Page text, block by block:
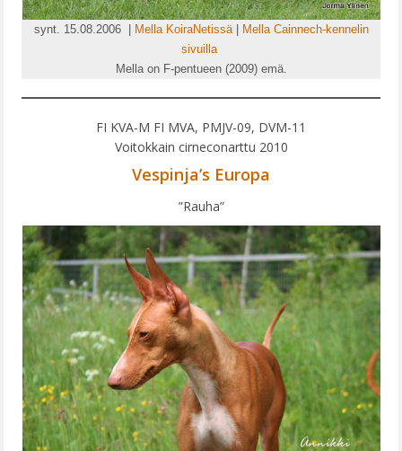
synt. 15.08.2006 | Mella KoiraNetissä|
Mella Cainnech-kennelin
sivuilla
Mella on F-pentueen (2009) emä.
FI KVA-M FI MVA, PMJV-09, DVM-11
Voitokkain cirneconarttu 2010
Vespinja’s Europa
”Rauha”